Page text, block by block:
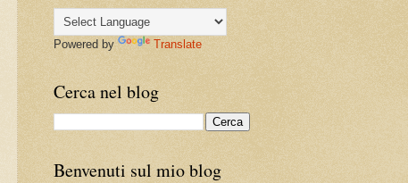
Powered by Translate
Cerca nel blog
Benvenuti sul mio blog